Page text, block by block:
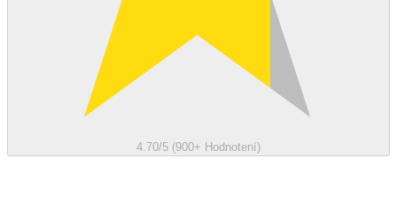
4.70/5 (900+ Hodnotení)